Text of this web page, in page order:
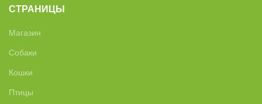
СТРАНИЦЫ
Магазин
Собаки
Кошки
Птицы